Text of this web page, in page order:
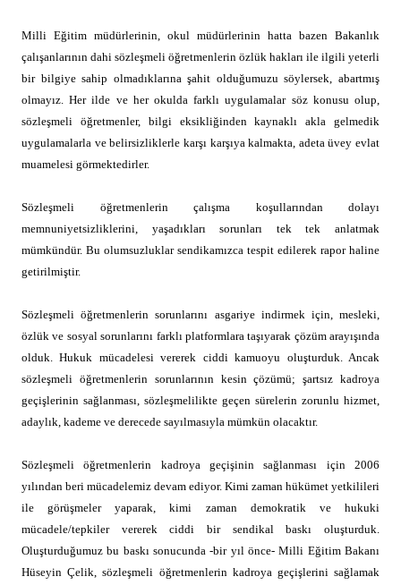
Milli Eğitim müdürlerinin, okul müdürlerinin hatta bazen Bakanlık
çalışanlarının dahi sözleşmeli öğretmenlerin özlük hakları ile ilgili yeterli
bir bilgiye sahip olmadıklarına şahit olduğumuzu söylersek, abartmış
olmayız. Her ilde ve her okulda farklı uygulamalar söz konusu olup,
sözleşmeli öğretmenler, bilgi eksikliğinden kaynaklı akla gelmedik
uygulamalarla ve belirsizliklerle karşı karşıya kalmakta, adeta üvey evlat
muamelesi görmektedirler.
Sözleşmeli öğretmenlerin çalışma koşullarından dolayı
memnuniyetsizliklerini, yaşadıkları sorunları tek tek anlatmak
mümkündür. Bu olumsuzluklar sendikamızca tespit edilerek rapor haline
getirilmiştir.
Sözleşmeli öğretmenlerin sorunlarını asgariye indirmek için, mesleki,
özlük ve sosyal sorunlarını farklı platformlara taşıyarak çözüm arayışında
olduk. Hukuk mücadelesi vererek ciddi kamuoyu oluşturduk. Ancak
sözleşmeli öğretmenlerin sorunlarının kesin çözümü; şartsız kadroya
geçişlerinin sağlanması, sözleşmelilikte geçen sürelerin zorunlu hizmet,
adaylık, kademe ve derecede sayılmasıyla mümkün olacaktır.
Sözleşmeli öğretmenlerin kadroya geçişinin sağlanması için 2006
yılından beri mücadelemiz devam ediyor. Kimi zaman hükümet yetkilileri
ile görüşmeler yaparak, kimi zaman demokratik ve hukuki
mücadele/tepkiler vererek ciddi bir sendikal baskı oluşturduk.
Oluşturduğumuz bu baskı sonucunda -bir yıl önce- Milli Eğitim Bakanı
Hüseyin Çelik, sözleşmeli öğretmenlerin kadroya geçişlerini sağlamak